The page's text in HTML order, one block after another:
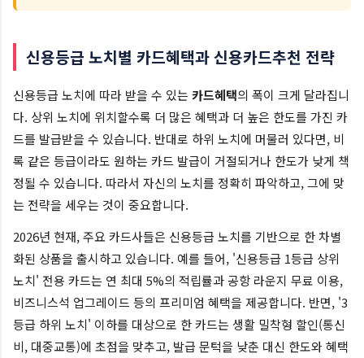
신용등급 노치별 카드혜택과 신용카드추천 전략
신용등급 노치에 따라 받을 수 있는 카드혜택의 폭이 크게 달라집니
다. 상위 노치에 위치할수록 더 많은 혜택과 더 높은 한도를 가진 카
드를 발급받을 수 있습니다. 반대로 하위 노치에 머물러 있다면, 비
록 같은 등급이라도 원하는 카드 발급이 거절되거나 한도가 낮게 책
정될 수 있습니다. 따라서 자신의 노치를 정확히 파악하고, 그에 맞
는 전략을 세우는 것이 중요합니다.
2026년 현재, 주요 카드사들은 신용등급 노치를 기반으로 한 차별
화된 상품을 출시하고 있습니다. 예를 들어, '신용등급 1등급 상위
노치' 전용 카드는 연 최대 5%의 적립률과 공항 라운지 무료 이용,
비즈니스석 업그레이드 등의 프리미엄 혜택을 제공합니다. 반면, '3
등급 하위 노치' 이하를 대상으로 한 카드는 생활 밀착형 할인(통신
비, 대중교통)에 초점을 맞추고, 발급 문턱을 낮춘 대신 한도와 혜택